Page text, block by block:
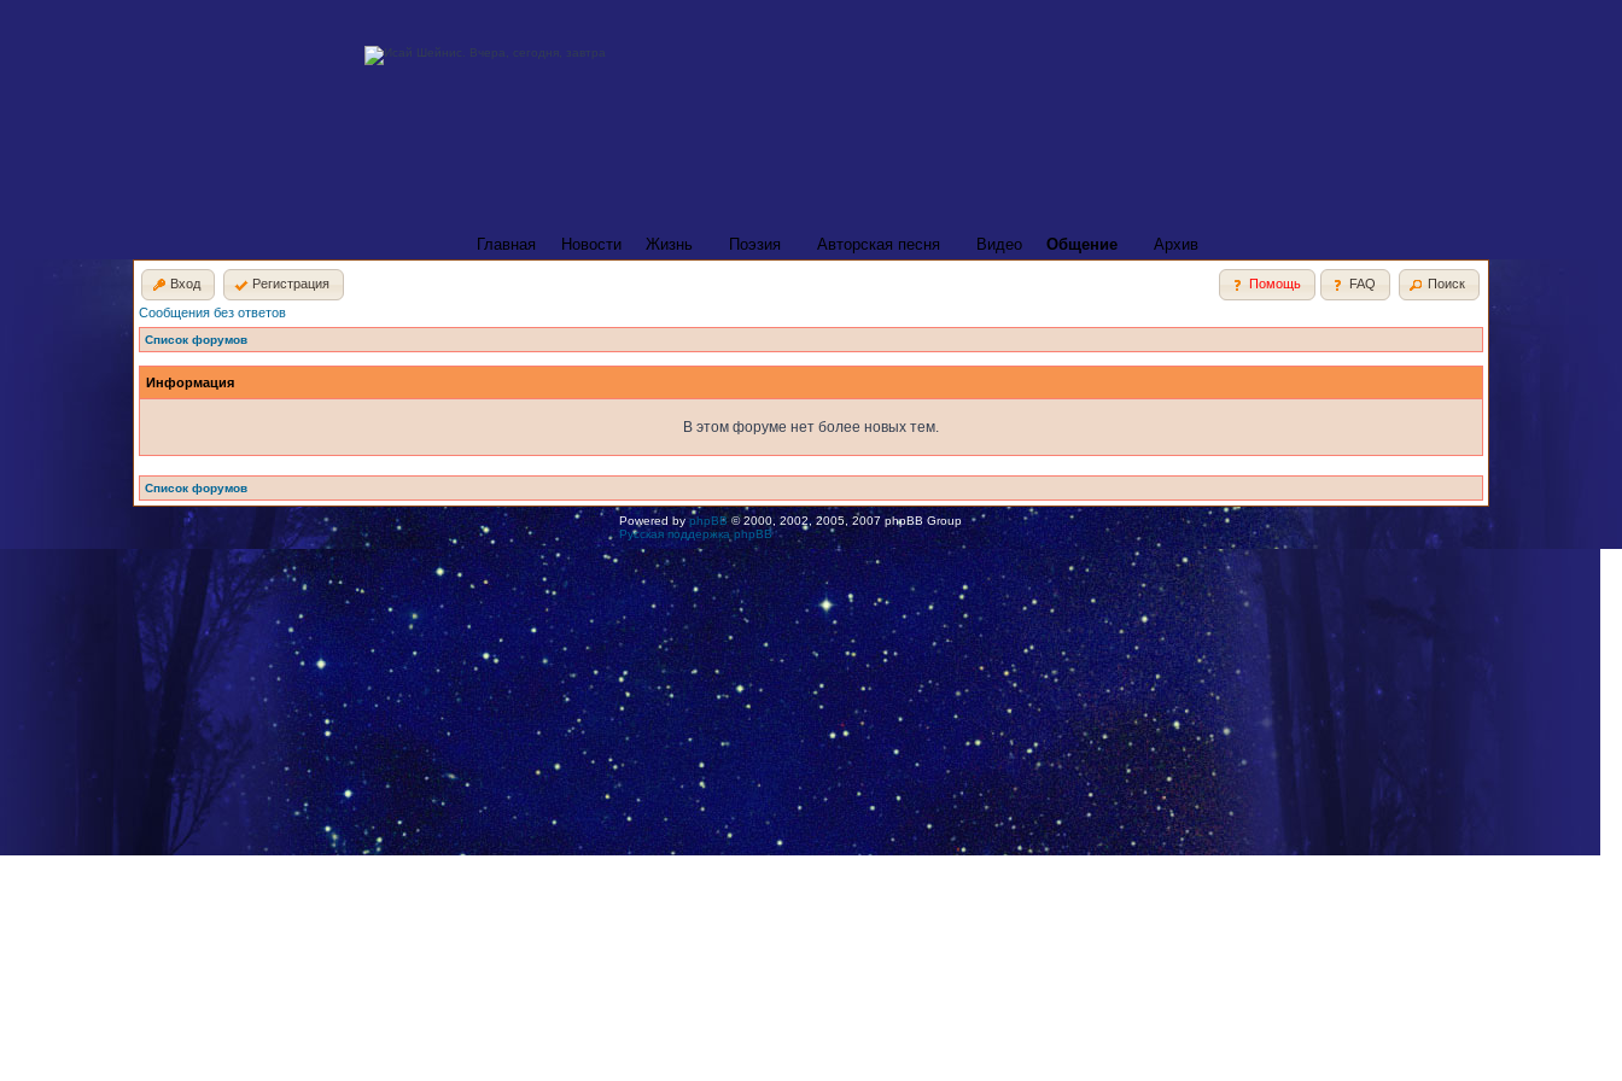
Главная Новости Жизнь Поэзия Авторская песня Видео Общение Архив
Вход Регистрация Помощь FAQ
Поиск
Сообщения без ответов
Список форумов
Информация
В этом форуме нет более новых тем.
Список форумов
Powered by phpBB© 2000, 2002, 2005, 2007 phpBB Group
Русская поддержка phpBB